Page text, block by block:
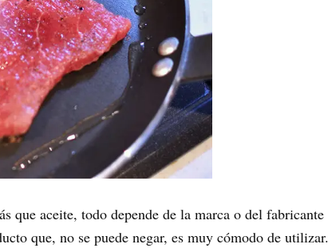
que aceite, todo depende de la marca o del fabricante
que, no se puede negar, es muy cómodo de utilizar.